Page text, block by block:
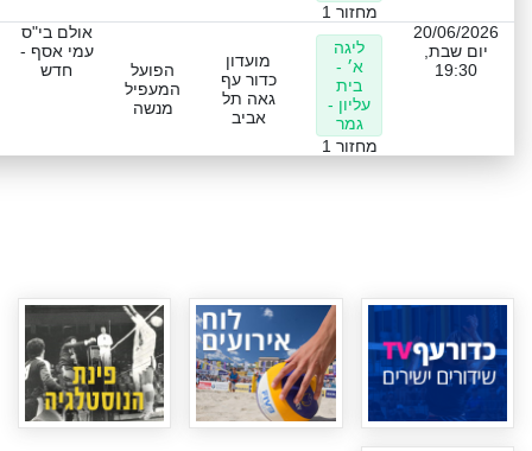
מחזור 1
20/06/2026
יום שבת,
19:30
ליגה
א׳ -
בית
עליון -
גמר
מחזור 1
מועדון
כדור עף
גאה תל
אביב
הפועל
המעפיל
מנשה
אולם בי"ס
עמי אסף -
חדש